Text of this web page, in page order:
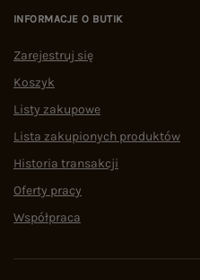
INFORMACJE O BUTIK
Zarejestruj się
Koszyk
Listy zakupowe
Lista zakupionych produktów
Historia transakcji
Oferty pracy
Współpraca